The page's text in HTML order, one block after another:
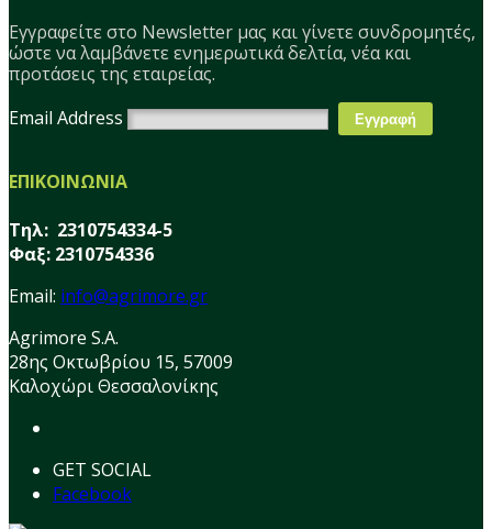
Εγγραφείτε στο Νewsletter μας και γίνετε συνδρομητές,
ώστε να λαμβάνετε ενημερωτικά δελτία, νέα και
προτάσεις της εταιρείας.
Email Address
ΕΠΙΚΟΙΝΩΝΙΑ
Τηλ: 2310754334-5
Φαξ: 2310754336
Email: info@agrimore.gr
Agrimore S.A.
28ης Οκτωβρίου 15, 57009
Καλοχώρι Θεσσαλονίκης
GET SOCIAL
Facebook